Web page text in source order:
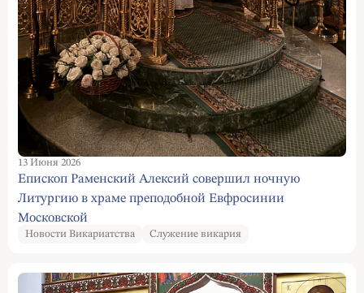
13 Июня 2026
Епископ Раменский Алексий совершил ночную
Литургию в храме преподобной Евфросинии
Московской
Новости Викариатства Служение викария